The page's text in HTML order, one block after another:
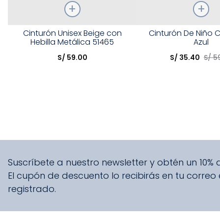
Talla
Elige una opción
Cinturón Unisex Beige con
Hebilla Metálica 51465
S/ 59.00
Talla
Elige una opción
Cinturón De Niño
Azul
S/ 35.40 S/
Suscríbete a nuestro newsletter y obtén un
El cupón de descuento lo recibirás en tu
registrado.